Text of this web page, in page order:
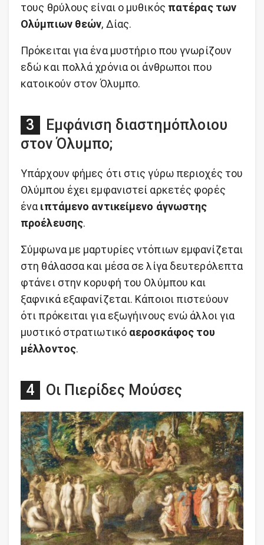
τους θρύλους είναι ο μυθικός πατέρας των
Ολύμπιων θεών, Δίας.
Πρόκειται για ένα μυστήριο που γνωρίζουν
εδώ και πολλά χρόνια οι άνθρωποι που
κατοικούν στον Όλυμπο.
Εμφάνιση διαστημόπλοιου
στον Όλυμπο;
Υπάρχουν φήμες ότι στις γύρω περιοχές του
Ολύμπου έχει εμφανιστεί αρκετές φορές
ένα ιπτάμενο αντικείμενο άγνωστης
προέλευσης.
Σύμφωνα με μαρτυρίες ντόπιων εμφανίζεται
στη θάλασσα και μέσα σε λίγα δευτερόλεπτα
φτάνει στην κορυφή του Ολύμπου και
ξαφνικά εξαφανίζεται. Κάποιοι πιστεύουν
ότι πρόκειται για εξωγήινους ενώ άλλοι για
μυστικό στρατιωτικό αεροσκάφος του
μέλλοντος.
Οι Πιερίδες Μούσες